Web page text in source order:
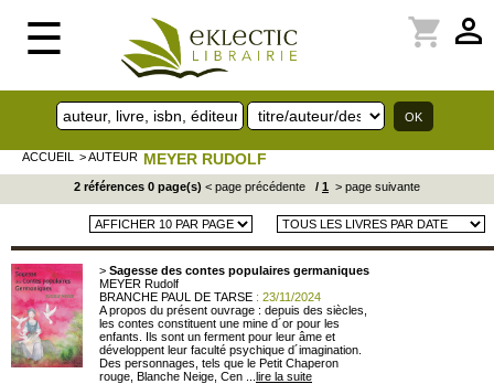
☰ perm_identity
shopping_cart
ACCUEIL > AUTEUR MEYER RUDOLF
2 références 0 page(s) < page précédente / 1 > page suivante
> Sagesse des contes populaires germaniques
MEYER Rudolf
BRANCHE PAUL DE TARSE : 23/11/2024
A propos du présent ouvrage : depuis des siècles,
les contes constituent une mine d´or pour les
enfants. Ils sont un ferment pour leur âme et
développent leur faculté psychique d´imagination.
Des personnages, tels que le Petit Chaperon
rouge, Blanche Neige, Cen ... lire la suite